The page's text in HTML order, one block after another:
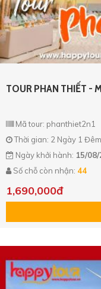
TOUR PHAN THIẾT -
Mã tour: phanthiet2n1
Thời gian: 2 Ngày 1 Đêm
Ngày khởi hành: 15/
Số chỗ còn nhận: 44
1,690,000đ